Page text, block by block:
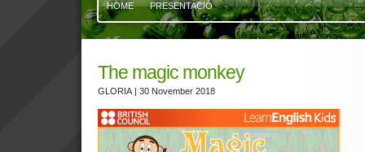
HOME PRESENTACIÓ
The magic monkey
GLORIA | 30 November 2018